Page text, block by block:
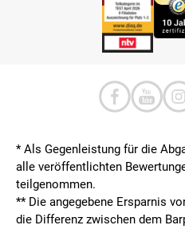
* Als Gegenleistung für die
alle veröffentlichten
teilgenommen.
** Die angegebene Ersparnis
die Differenz zwischen dem